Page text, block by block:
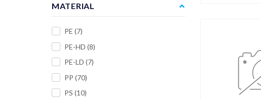
MATERIAL
PE (7)
PE-HD (8)
PE-LD (7)
PP (70)
PS (10)